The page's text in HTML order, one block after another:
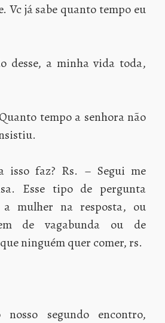
Vc já sabe quanto tempo eu
desse, a minha vida toda,
tempo a senhora não
isso faz? Rs. – Segui me
Esse tipo de pergunta
a mulher na resposta, ou
de vagabunda ou de
ninguém quer comer, rs.
segundo encontro,